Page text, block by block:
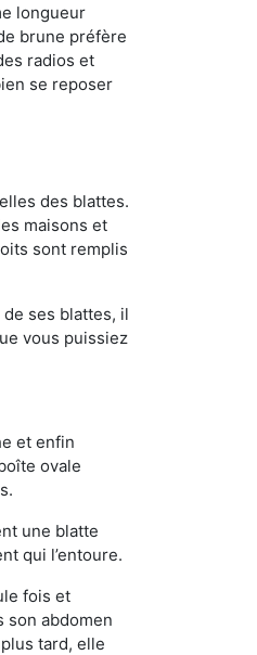
longueur
brune préfère
radios et
se reposer
des blattes.
maisons et
sont remplis
ses blattes, il
vous puissiez
et enfin
ovale
une blatte
qui l’entoure.
fois et
son abdomen
tard, elle